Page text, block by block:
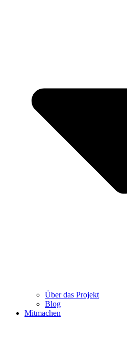
Über das Projekt
Blog
Mitmachen